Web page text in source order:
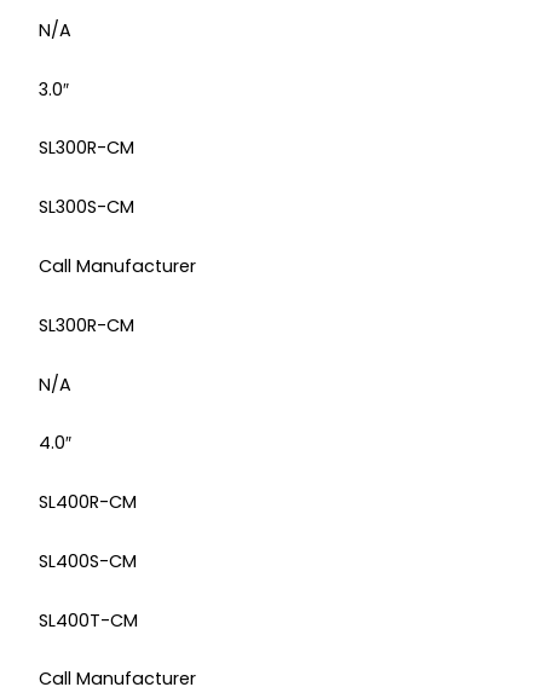
N/A
3.0″
SL300R-CM
SL300S-CM
Call Manufacturer
SL300R-CM
N/A
4.0″
SL400R-CM
SL400S-CM
SL400T-CM
Call Manufacturer